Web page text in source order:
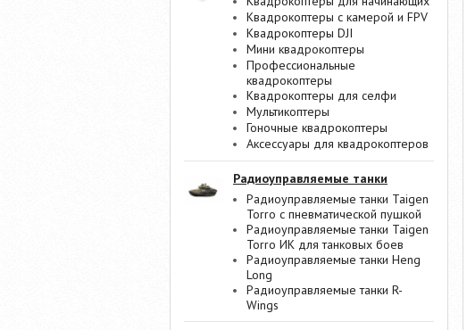
Квадрокоптеры с камерой и FPV
Квадрокоптеры DJI
Мини квадрокоптеры
Профессиональные
квадрокоптеры
Квадрокоптеры для селфи
Мультикоптеры
Гоночные квадрокоптеры
Аксессуары для квадрокоптеров
Радиоуправляемые танки
Радиоуправляемые танки Taigen
Torro с пневматической пушкой
Радиоуправляемые танки Taigen
Torro ИК для танковых боев
Радиоуправляемые танки Heng
Long
Радиоуправляемые танки R-
Wings